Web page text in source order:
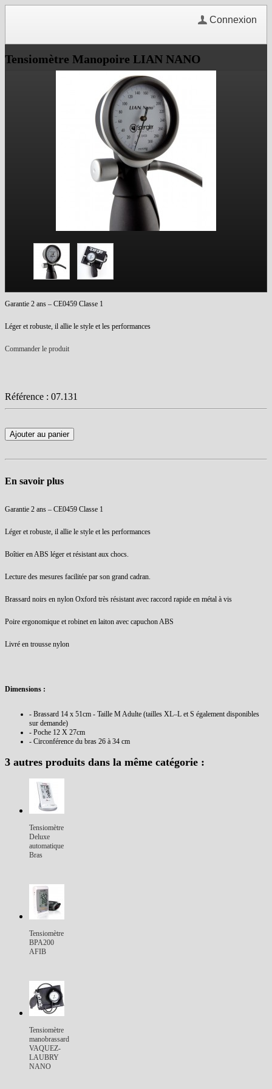
Connexion
Tensiomètre Manopoire LIAN NANO
Garantie 2 ans – CE0459 Classe 1
Léger et robuste, il allie le style et les performances
Commander le produit
Référence : 07.131
Ajouter au panier
En savoir plus
Garantie 2 ans – CE0459 Classe 1
Léger et robuste, il allie le style et les performances
Boîtier en ABS léger et résistant aux chocs.
Lecture des mesures facilitée par son grand cadran.
Brassard noirs en nylon Oxford très résistant avec raccord rapide en métal à vis
Poire ergonomique et robinet en laiton avec capuchon ABS
Livré en trousse nylon
Dimensions :
- Brassard 14 x 51cm - Taille M Adulte (tailles XL–L et S également disponibles
sur demande)
- Poche 12 X 27cm
- Circonférence du bras 26 à 34 cm
3 autres produits dans la même catégorie :
Tensiomètre
Deluxe
automatique
Bras
Tensiomètre
BPA200
AFIB
Tensiomètre
manobrassard
VAQUEZ-
LAUBRY
NANO